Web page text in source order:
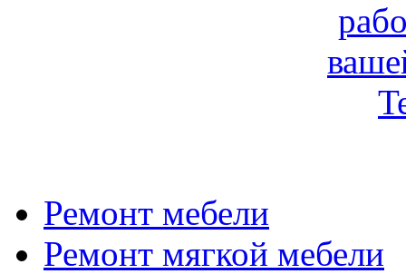
Ремонт мебели
Ремонт мягкой мебели